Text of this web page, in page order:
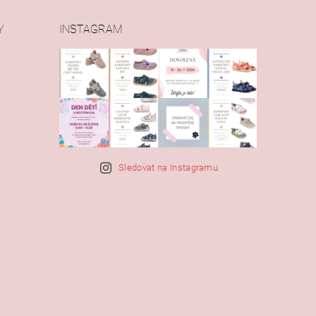
INSTAGRAM
Sledovat na Instagramu